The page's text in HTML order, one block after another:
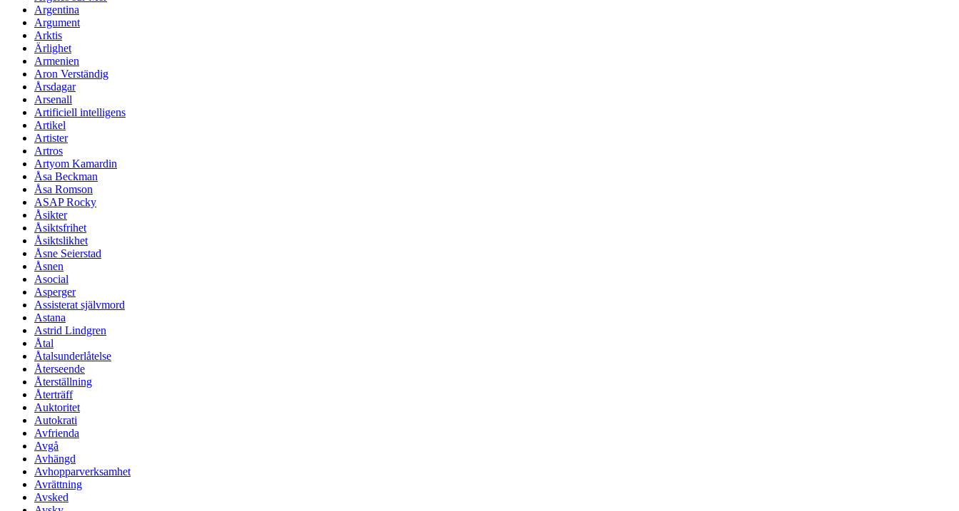
Argentina
Argument
Arktis
Ärlighet
Armenien
Aron Verständig
Årsdagar
Arsenall
Artificiell intelligens
Artikel
Artister
Artros
Artyom Kamardin
Åsa Beckman
Åsa Romson
ASAP Rocky
Åsikter
Åsiktsfrihet
Åsiktslikhet
Åsne Seierstad
Åsnen
Asocial
Asperger
Assisterat självmord
Astana
Astrid Lindgren
Åtal
Åtalsunderlåtelse
Återseende
Återställning
Återträff
Auktoritet
Autokrati
Avfrienda
Avgå
Avhängd
Avhopparverksamhet
Avrättning
Avsked